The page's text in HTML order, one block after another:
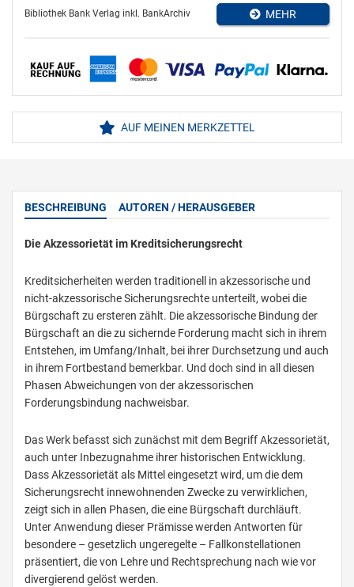
Bibliothek Bank Verlag inkl. BankArchiv MEHR
AUF MEINEN MERKZETTEL
BESCHREIBUNG AUTOREN / HERAUSGEBER
Die Akzessorietät im Kreditsicherungsrecht
Kreditsicherheiten werden traditionell in akzessorische und
nicht-akzessorische Sicherungsrechte unterteilt, wobei die
Bürgschaft zu ersteren zählt. Die akzessorische Bindung der
Bürgschaft an die zu sichernde Forderung macht sich in ihrem
Entstehen, im Umfang/Inhalt, bei ihrer Durchsetzung und auch
in ihrem Fortbestand bemerkbar. Und doch sind in all diesen
Phasen Abweichungen von der akzessorischen
Forderungsbindung nachweisbar.
Das Werk befasst sich zunächst mit dem Begriff Akzessorietät,
auch unter Inbezugnahme ihrer historischen Entwicklung.
Dass Akzessorietät als Mittel eingesetzt wird, um die dem
Sicherungsrecht innewohnenden Zwecke zu verwirklichen,
zeigt sich in allen Phasen, die eine Bürgschaft durchläuft.
Unter Anwendung dieser Prämisse werden Antworten für
besondere – gesetzlich ungeregelte – Fallkonstellationen
präsentiert, die von Lehre und Rechtsprechung nach wie vor
divergierend gelöst werden.